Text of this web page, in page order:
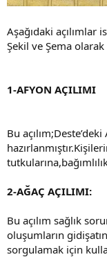
Aşağıdaki açılımlar
Şekil ve Şema
1-AFYON AÇILIMI
Bu
2-AĞAÇ AÇILIMI:
Bu açılım sağlık
oluşumların
sorgulamak için